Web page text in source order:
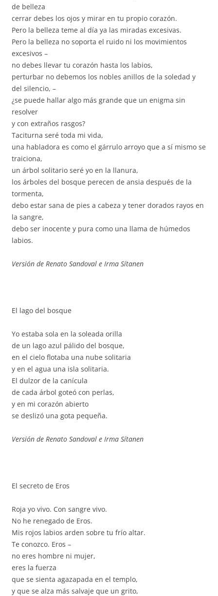
de belleza
cerrar debes los ojos y mirar en tu propio corazón.
Pero la belleza teme al día ya las miradas excesivas.
Pero la belleza no soporta el ruido ni los movimientos
excesivos –
no debes llevar tu corazón hasta los labios,
perturbar no debemos los nobles anillos de la soledad y
del silencio, –
¿se puede hallar algo más grande que un enigma sin
resolver
y con extraños rasgos?
Taciturna seré toda mi vida,
una habladora es como el gárrulo arroyo que a sí mismo se
traiciona,
un árbol solitario seré yo en la llanura,
los árboles del bosque perecen de ansia después de la
tormenta,
debo estar sana de pies a cabeza y tener dorados rayos en
la sangre,
debo ser inocente y pura como una llama de húmedos
labios.
Versión de Renato Sandoval e Irma Sítanen
El lago del bosque
Yo estaba sola en la soleada orilla
de un lago azul pálido del bosque,
en el cielo flotaba una nube solitaria
y en el agua una isla solitaria.
El dulzor de la canícula
de cada árbol goteó con perlas,
y en mi corazón abierto
se deslizó una gota pequeña.
Versión de Renato Sandoval e Irma Sítanen
El secreto de Eros
Roja yo vivo. Con sangre vivo.
No he renegado de Eros.
Mis rojos labios arden sobre tu frío altar.
Te conozco. Eros –
no eres hombre ni mujer,
eres la fuerza
que se sienta agazapada en el templo,
y que se alza más salvaje que un grito,